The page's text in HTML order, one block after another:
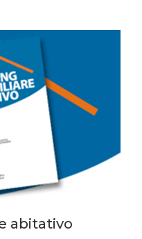
abitativo